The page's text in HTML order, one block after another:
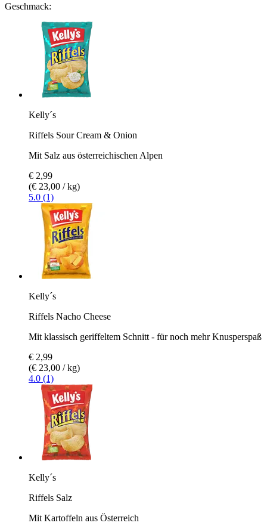
Geschmack:
Kelly´s
Riffels Sour Cream & Onion
Mit Salz aus österreichischen Alpen
€ 2,99
(€ 23,00 / kg)
5.0 (1)
Kelly´s
Riffels Nacho Cheese
Mit klassisch geriffeltem Schnitt - für noch mehr Knusperspaß
€ 2,99
(€ 23,00 / kg)
4.0 (1)
Kelly´s
Riffels Salz
Mit Kartoffeln aus Österreich